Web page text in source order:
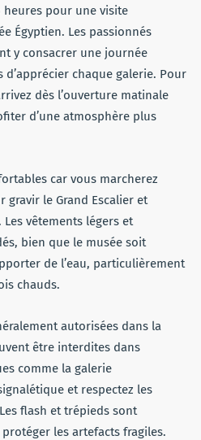
heures pour une visite
Égyptien. Les passionnés
y consacrer une journée
chaque galerie. Pour
dès l’ouverture matinale
d’une atmosphère plus
car vous marcherez
le Grand Escalier et
vêtements légers et
bien que le musée soit
de l’eau, particulièrement
chauds.
autorisées dans la
être interdites dans
comme la galerie
et respectez les
flash et trépieds sont
les artefacts fragiles.